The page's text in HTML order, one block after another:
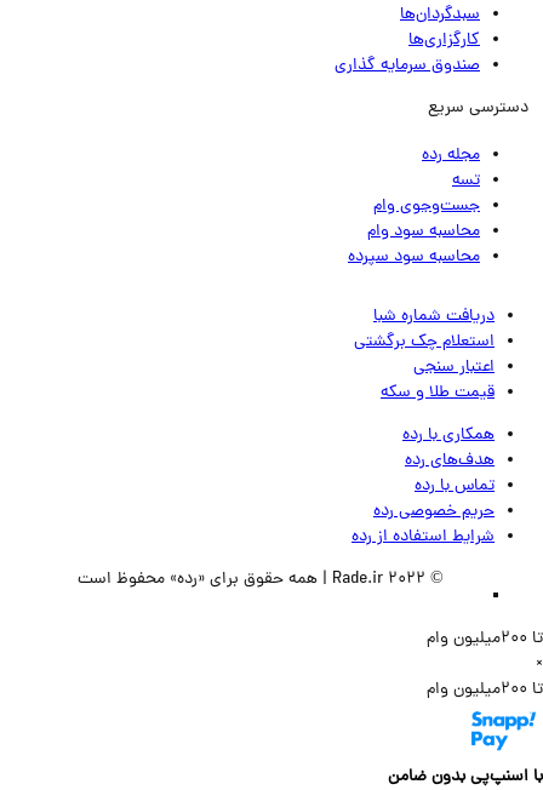
سبدگردان‌ها
کارگزاری‌ها
صندوق سرمایه گذاری
سریع
مجله رده
تسه
جست‌وجوی وام
محاسبه سود وام
محاسبه سود سپرده
دریافت شماره شبا
استعلام چک برگشتی
اعتبار سنجی
قیمت طلا و سکه
همکاری با رده
هدف‌های رده
تماس‌ با‌ رده
حریم خصوصی رده
شرایط استفاده از رده
بدون ضامن